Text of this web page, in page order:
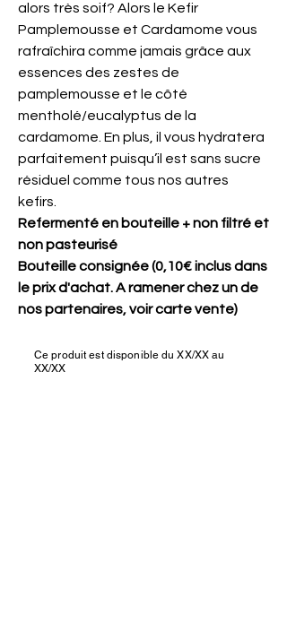
alors très soif? Alors le Kefir
Pamplemousse et Cardamome vous
rafraîchira comme jamais grâce aux
essences des zestes de
pamplemousse et le côté
mentholé/eucalyptus de la
cardamome. En plus, il vous hydratera
parfaitement puisqu’il est sans sucre
résiduel comme tous nos autres
kefirs.
Refermenté en bouteille + non filtré et
non pasteurisé
Bouteille consignée (0,10€ inclus dans
le prix d'achat. A ramener chez un de
nos partenaires, voir carte vente)
Ce produit est disponible du XX/XX au
XX/XX